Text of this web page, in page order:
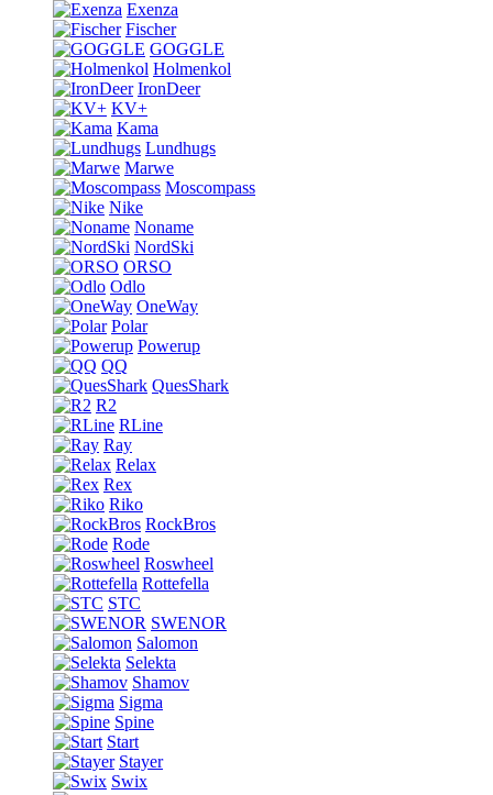
Exenza
Fischer
GOGGLE
Holmenkol
IronDeer
KV+
Kama
Lundhugs
Marwe
Moscompass
Nike
Noname
NordSki
ORSO
Odlo
OneWay
Polar
Powerup
QQ
QuesShark
R2
RLine
Ray
Relax
Rex
Riko
RockBros
Rode
Roswheel
Rottefella
STC
SWENOR
Salomon
Selekta
Shamov
Sigma
Spine
Start
Stayer
Swix